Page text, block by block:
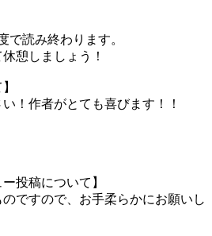
で読み終わります。
憩しましょう！
！作者がとても喜びます！！
投稿について】
ですので、お手柔らかにお願いし